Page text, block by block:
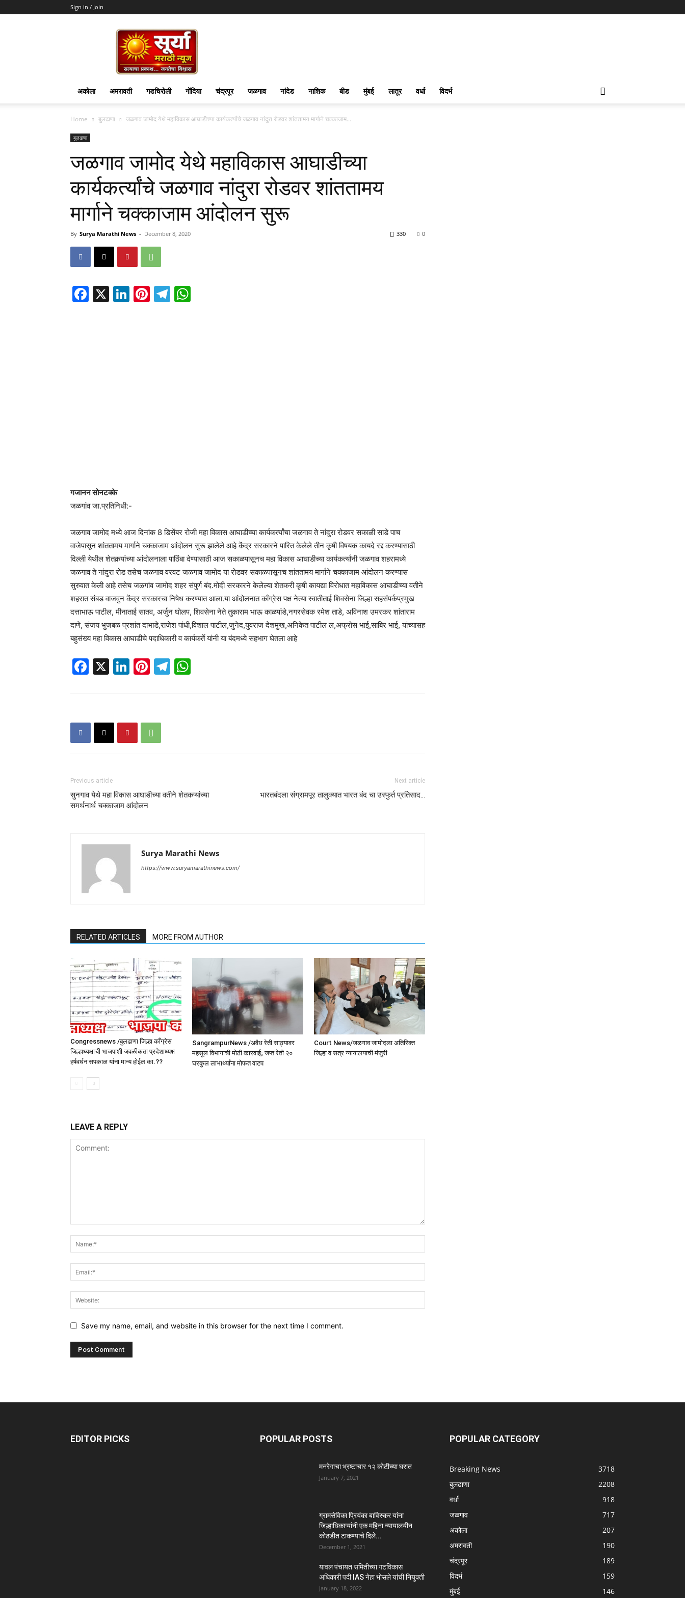
Sign in / Join
Surya
Marathi
News
अकोला अमरावती गडचिरोली गोंदिया चंद्रपूर जळगाव नांदेड नाशिक बीड मुंबई लातूर वर्धा विदर्भ
Home बुलढाणा जळगाव जामोद येथे महाविकास आघाडीच्या कार्यकर्त्‍यांचे जळगाव नांदुरा रोडवर शांततामय मार्गाने चक्काजाम...
बुलढाणा
जळगाव जामोद येथे महाविकास आघाडीच्या
कार्यकर्त्‍यांचे जळगाव नांदुरा रोडवर शांततामय
मार्गाने चक्काजाम आंदोलन सुरू
By Surya Marathi News - December 8, 2020 0
330
Facebook
X LinkedIn
Pinterest
Telegram
गजानन सोनटक्के
जळगांव जा.प्रतिनिधी:-
जळगाव जामोद मध्ये आज दिनांक 8 डिसेंबर रोजी महा विकास आघाडीच्या कार्यकर्त्यांचा जळगाव ते नांदुरा रोडवर सकाळी साडे पाच
वाजेपासून शांततामय मार्गाने चक्काजाम आंदोलन सुरू झालेले आहे केंद्र सरकारने पारित केलेले तीन कृषी विषयक कायदे रद्द करण्यासाठी
दिल्ली येथील शेतकर्‍यांच्या आंदोलनाला पाठिंबा देण्यासाठी आज सकाळपासूनच महा विकास आघाडीच्या कार्यकर्त्यांनी जळगाव शहरामध्ये
जळगाव ते नांदुरा रोड तसेच जळगाव वरवट जळगाव जामोद या रोडवर सकाळपासूनच शांततामय मार्गाने चक्काजाम आंदोलन करण्यास
सुरुवात केली आहे तसेच जळगांव जामोद शहर संपुर्ण बंद.मोदी सरकारने केलेल्या शेतकरी कृषी कायद्या विरोधात महाविकास आघाडीच्या वतीने
शहरात संबड वाजवुन केंद्र सरकारचा निषेध करण्यात आला.या आंदोलनात काँग्रेस पक्ष नेत्या स्वातीताई शिवसेना जिल्हा सहसंपर्कप्रमुख
दत्ताभाऊ पाटील, मीनाताई सातव, अर्जुन घोलप, शिवसेना नेते तुकाराम भाऊ काळपांडे,नगरसेवक रमेश ताडे, अविनाश उमरकर शांताराम
दाणे, संजय भुजबळ प्रशांत दाभाडे,राजेश पांधी,विशाल पाटील,जुनेद,युवराज देशमुख,अनिकेत पाटील ल,अफ्रोस भाई,साबिर भाई, यांच्यासह
बहुसंख्य महा विकास आघाडीचे पदाधिकारी व कार्यकर्ते यांनी या बंदमध्ये सहभाग घेतला आहे
Facebook
X LinkedIn
Pinterest
Telegram
Previous article
सुनगाव येथे महा विकास आघाडीच्या वतीने शेतकऱ्यांच्या
समर्थनार्थ चक्काजाम आंदोलन
Next article
भारतबंदला संग्रामपूर तालुक्यात भारत बंद चा उस्फुर्त प्रतिसाद…
Surya Marathi News
https://www.suryamarathinews.com/
RELATED ARTICLES MORE FROM AUTHOR
Congressnews /बुलढाणा जिल्हा कॉंग्रेस
जिल्हाध्यक्षाची भाजपाशी जवळीकता प्रदेशाध्यक्ष
हर्षवर्धन सपकाळ यांना मान्य होईल का.??
SangrampurNews /अवैध रेती साठ्यावर
महसूल विभागाची मोठी कारवाई; जप्त रेती २०
घरकुल लाभार्थ्यांना मोफत वाटप
Court News/जळगाव जामोदला अतिरिक्त
जिल्हा व सत्र न्यायालयाची मंजुरी
LEAVE A REPLY
Save my name, email, and website in this browser for the next time I comment.
EDITOR PICKS POPULAR POSTS
मनरेगाचा भ्रष्टाचार १२ कोटीच्या घरात
January 7, 2021
ग्रामसेविका प्रियंका बाविस्कर यांना
जिल्हाधिकाऱ्यांनी एक महिना न्यायालयीन
कोठडीत टाकण्याचे दिले...
December 1, 2021
यावल पंचायत समितीच्या गटविकास
अधिकारी पदी IAS नेहा भोसले यांची नियुक्ती
January 18, 2022
POPULAR CATEGORY
Breaking News
3718
बुलढाणा
2208
वर्धा
918
जळगाव
717
अकोला
207
अमरावती
190
चंद्रपूर
189
विदर्भ
159
मुंबई
146